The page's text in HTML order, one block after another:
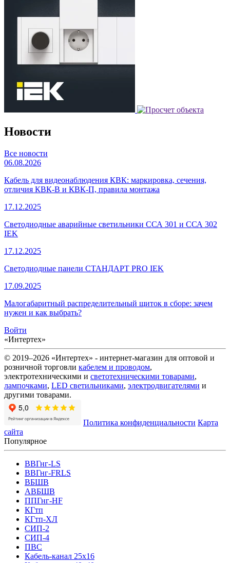
Новости
Все новости
06.08.2026
Кабель для видеонаблюдения КВК: маркировка, сечения,
отличия КВК-В и КВК-П, правила монтажа
17.12.2025
Светодиодные аварийные светильники ССА 301 и ССА 302
IEK
17.12.2025
Светодиодные панели СТАНДАРТ PRO IEK
17.09.2025
Малогабаритный распределительный щиток в сборе: зачем
нужен и как выбрать?
Войти
«Интертех»
© 2019–2026 «Интертех» - интернет-магазин для оптовой и
розничной торговли кабелем и проводом,
электротехническими и светотехническими товарами,
лампочками, LED светильниками, электродвигателями и
другими товарами.
Политика конфиденциальности Карта
сайта
Популярное
ВВГнг-LS
ВВГнг-FRLS
ВБШВ
АВБШВ
ППГнг-HF
КГтп
КГтп-ХЛ
СИП-2
СИП-4
ПВС
Кабель-канал 25х16